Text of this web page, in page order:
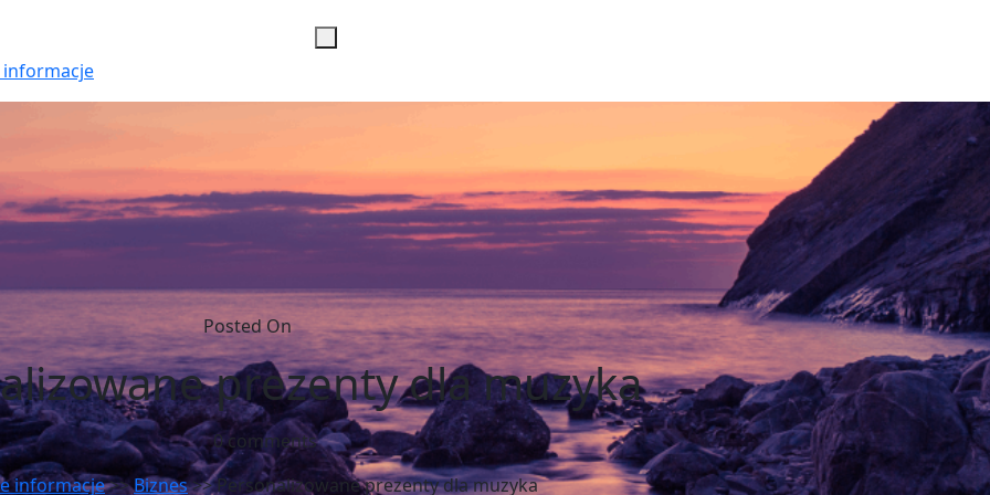
Posted On
prezenty dla muzyka
0 comments
informacje>>Biznes>> Personalizowane prezenty dla muzyka